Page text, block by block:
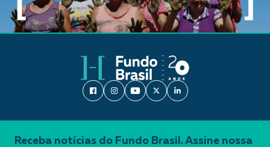
Receba notícias do Fundo Brasil. Assine nossa